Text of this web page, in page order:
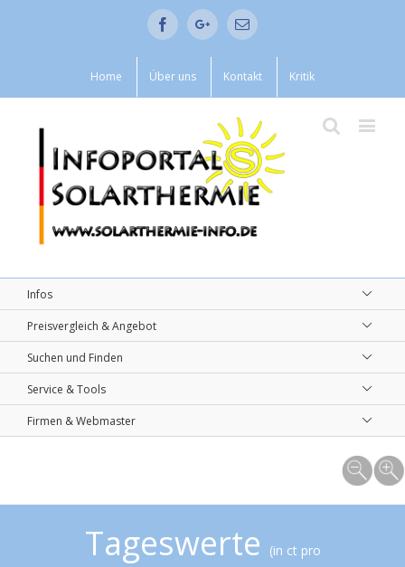
FacebookGoogle+Email
Home Über uns Kontakt Kritik
Infos
Preisvergleich & Angebot
Suchen und Finden
Service & Tools
Firmen & Webmaster
Tageswerte (in ct pro